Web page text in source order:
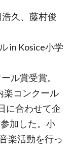
久、藤村俊
in Kosice小学
ル賞受賞。
楽コンクール
に合わせて企
加した。小
楽活動を行っ